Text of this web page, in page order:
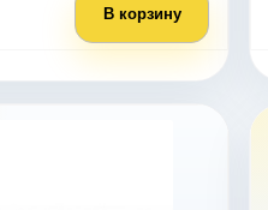
В корзину